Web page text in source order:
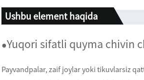
Ushbu element haqida
●Yuqori sifatli quyma chivin
Payvandpalar, zaif joylar yoki tikuvlarsiz